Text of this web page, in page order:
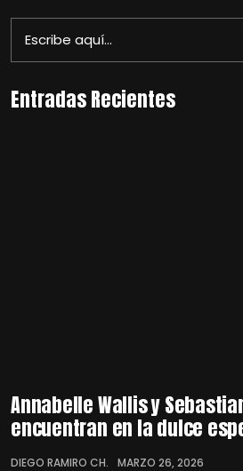
Entradas Recientes
Annabelle Wallis y
encuentran en la dulce
DIEGO RAMIRO CH. MARZO 26, 2026